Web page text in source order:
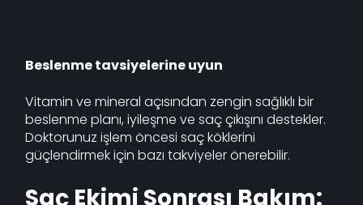
Beslenme tavsiyelerine uyun
Vitamin ve mineral açısından zengin sağlıklı bir
beslenme planı, iyileşme ve saç çıkışını destekler.
Doktorunuz işlem öncesi saç köklerini
güçlendirmek için bazı takviyeler önerebilir.
Saç Ekimi Sonrası Bakım: